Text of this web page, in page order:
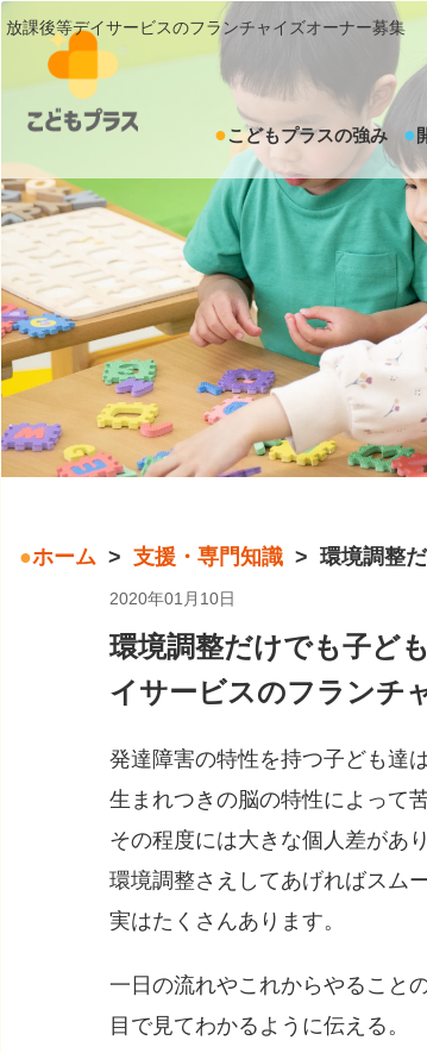
放課後等デイサービスのフランチャイズオーナー募集
こどもプラスの強み
ホーム 支援・専門知識 環境調整
2020年01月10日
環境調整だけでも子ど
イサービスのフランチ
発達障害の特性を持つ子ども達は
生まれつきの脳の特性によって
その程度には大きな個人差があ
環境調整さえしてあげればスム
実はたくさんあります。
一日の流れやこれからやること
目で見てわかるように伝える。